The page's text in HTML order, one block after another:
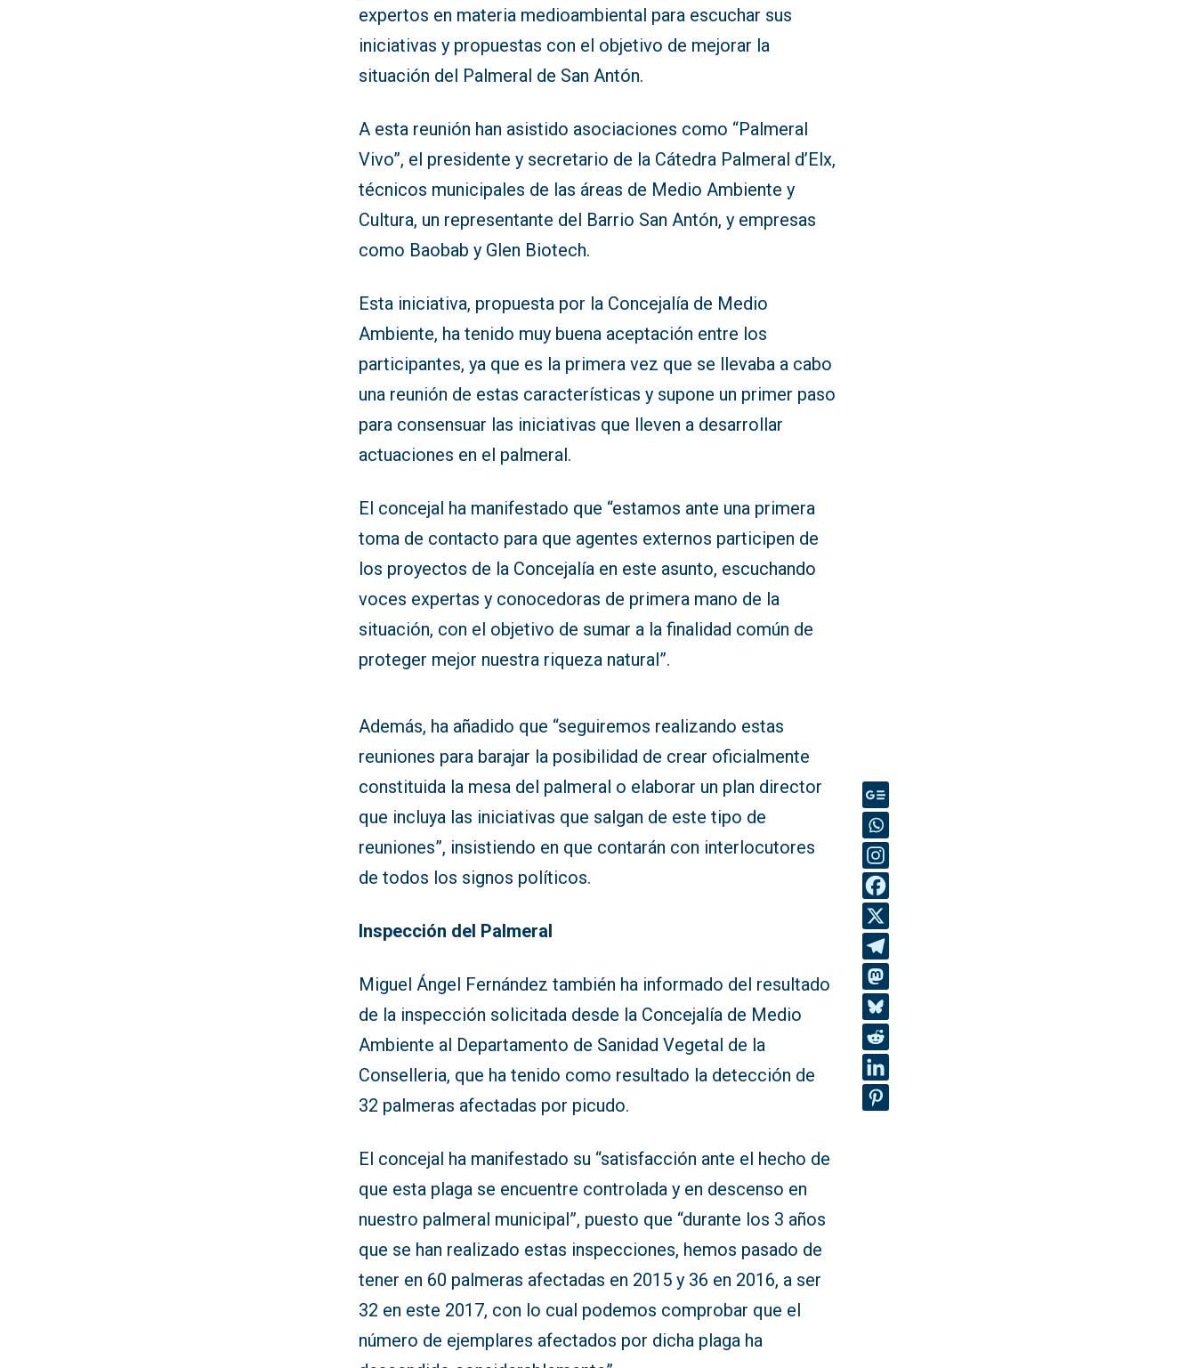
expertos en materia medioambiental para escuchar sus
iniciativas y propuestas con el objetivo de mejorar la
situación del Palmeral de San Antón.
A esta reunión han asistido asociaciones como “Palmeral
Vivo”, el presidente y secretario de la Cátedra Palmeral d’Elx,
técnicos municipales de las áreas de Medio Ambiente y
Cultura, un representante del Barrio San Antón, y empresas
como Baobab y Glen Biotech.
Esta iniciativa, propuesta por la Concejalía de Medio
Ambiente, ha tenido muy buena aceptación entre los
participantes, ya que es la primera vez que se llevaba a cabo
una reunión de estas características y supone un primer paso
para consensuar las iniciativas que lleven a desarrollar
actuaciones en el palmeral.
El concejal ha manifestado que “estamos ante una primera
toma de contacto para que agentes externos participen de
los proyectos de la Concejalía en este asunto, escuchando
voces expertas y conocedoras de primera mano de la
situación, con el objetivo de sumar a la finalidad común de
proteger mejor nuestra riqueza natural”.
Además, ha añadido que “seguiremos realizando estas
reuniones para barajar la posibilidad de crear oficialmente
constituida la mesa del palmeral o elaborar un plan director
que incluya las iniciativas que salgan de este tipo de
reuniones”, insistiendo en que contarán con interlocutores
de todos los signos políticos.
Inspección del Palmeral
Miguel Ángel Fernández también ha informado del resultado
de la inspección solicitada desde la Concejalía de Medio
Ambiente al Departamento de Sanidad Vegetal de la
Conselleria, que ha tenido como resultado la detección de
32 palmeras afectadas por picudo.
El concejal ha manifestado su “satisfacción ante el hecho de
que esta plaga se encuentre controlada y en descenso en
nuestro palmeral municipal”, puesto que “durante los 3 años
que se han realizado estas inspecciones, hemos pasado de
tener en 60 palmeras afectadas en 2015 y 36 en 2016, a ser
32 en este 2017, con lo cual podemos comprobar que el
número de ejemplares afectados por dicha plaga ha